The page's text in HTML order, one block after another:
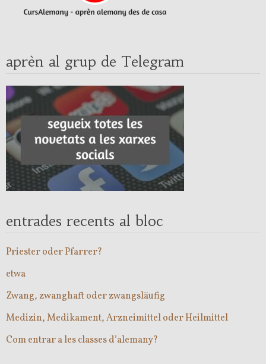
aprèn al grup de Telegram
entrades recents al bloc
Priester oder Pfarrer?
etwa
Zwang, zwanghaft oder zwangsläufig
Medizin, Medikament, Arzneimittel oder Heilmittel
Com entrar a les classes d’alemany?